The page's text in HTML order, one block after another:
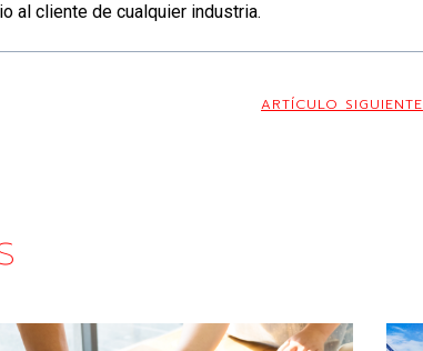
al cliente de cualquier industria.
ARTÍCULO SIGUIENTE